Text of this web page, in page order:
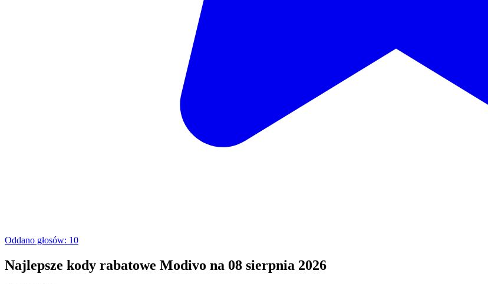
Oddano głosów: 10
Najlepsze kody rabatowe Modivo na 08 sierpnia 2026